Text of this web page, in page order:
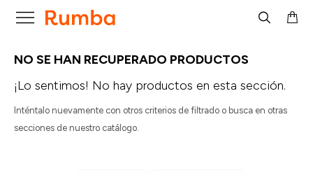

NO SE HAN RECUPERADO PRODUCTOS
¡Lo sentimos! No hay productos en esta sección.
Inténtalo nuevamente con otros criterios de filtrado o busca en otras
secciones de nuestro catálogo.